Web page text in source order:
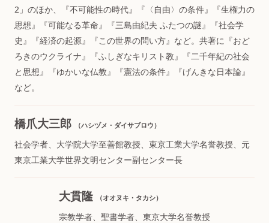
2」のほか、『不可能性の時代』『〈自由〉の条件』『生権力の
思想』『可能なる革命』『三島由紀夫 ふたつの謎』『社会学
史』『経済の起源』『この世界の問い方』など。共著に『おど
ろきのウクライナ』『ふしぎなキリスト教』『二千年紀の社会
と思想』『ゆかいな仏教』『憲法の条件』『げんきな日本論』
など。
橋爪大三郎 （ハシヅメ・ダイサブロウ）
社会学者、大学院大学至善館教授、東京工業大学名誉教授、元
東京工業大学世界文明センター副センター長
大貫隆 （オオヌキ・タカシ）
宗教学者、聖書学者、東京大学名誉教授